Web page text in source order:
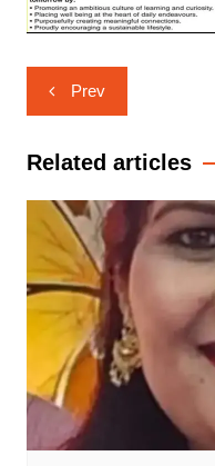
Post
navigation
Prev
Related articles